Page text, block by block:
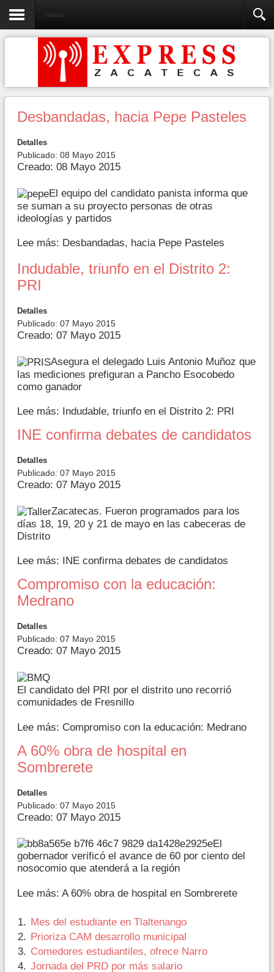
Fotonota
Desbandadas, hacia Pepe Pasteles
Detalles
Publicado: 08 Mayo 2015
Creado: 08 Mayo 2015
El equipo del candidato panista informa que
se suman a su proyecto personas de otras
ideologías y partidos
Lee más: Desbandadas, hacia Pepe Pasteles
Indudable, triunfo en el Distrito 2:
PRI
Detalles
Publicado: 07 Mayo 2015
Creado: 07 Mayo 2015
Asegura el delegado Luis Antonio Muñoz que
las mediciones prefiguran a Pancho Esocobedo
como ganador
Lee más: Indudable, triunfo en el Distrito 2: PRI
INE confirma debates de candidatos
Detalles
Publicado: 07 Mayo 2015
Creado: 07 Mayo 2015
Zacatecas. Fueron programados para los
días 18, 19, 20 y 21 de mayo en las cabeceras de
Distrito
Lee más: INE confirma debates de candidatos
Compromiso con la educación:
Medrano
Detalles
Publicado: 07 Mayo 2015
Creado: 07 Mayo 2015
El candidato del PRI por el distrito uno recorrió
comunidades de Fresnillo
Lee más: Compromiso con la educación: Medrano
A 60% obra de hospital en
Sombrerete
Detalles
Publicado: 07 Mayo 2015
Creado: 07 Mayo 2015
El
gobernador verificó el avance de 60 por ciento del
nosocomio que atenderá a la región
Lee más: A 60% obra de hospital en Sombrerete
Mes del estudiante en Tlaltenango
Prioriza CAM desarrollo municipal
Comedores estudiantiles, ofrece Narro
Jornada del PRD por más salario